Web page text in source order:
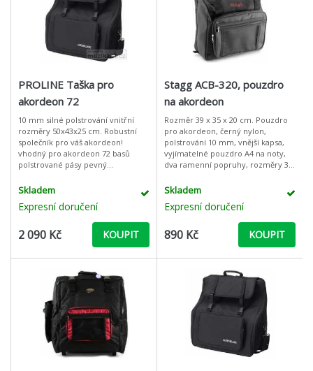
PROLINE Taška pro
akordeon 72
10 mm silné polstrování vnitřní
rozměry 50x43x25 cm. Robustní
společník pro váš akordeon!
vhodný pro akordeon 72 basů
polstrované pásy pevný
silné polstrování 1 úložná kapsa na
Skladem
Expresní doručení
2 090 Kč KOUPIT
Stagg ACB-320, pouzdro
na akordeon
Rozměr 39 x 35 x 20 cm. Pouzdro
pro akordeon, černý nylon,
polstrování 10 mm, vnější kapsa,
vyjímatelné pouzdro A4 na noty,
dva ramenní popruhy, rozměry 39
200 mm Polstrování: 10 mm
Skladem
Expresní doručení
890 Kč KOUPIT